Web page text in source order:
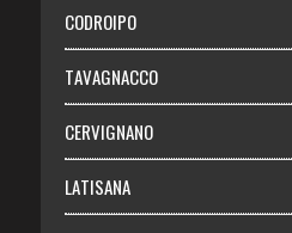
Chi siamo
Abbonati
Login
CODROIPO
TAVAGNACCO
CERVIGNANO
LATISANA